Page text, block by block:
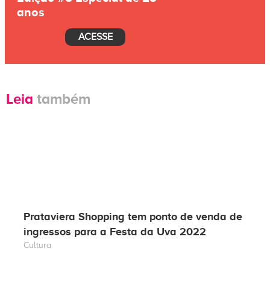
anos
ACESSE
Leia também
Prataviera Shopping tem ponto de venda de
ingressos para a Festa da Uva 2022
Cultura